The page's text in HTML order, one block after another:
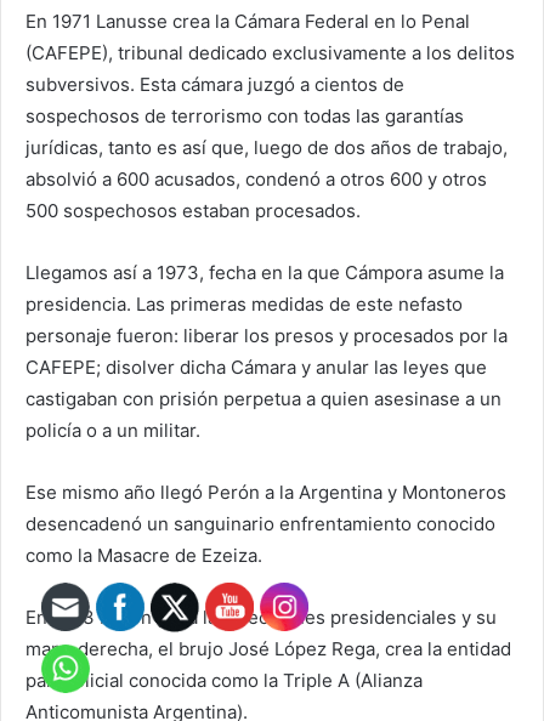
En 1971 Lanusse crea la Cámara Federal en lo Penal
(CAFEPE), tribunal dedicado exclusivamente a los delitos
subversivos. Esta cámara juzgó a cientos de
sospechosos de terrorismo con todas las garantías
jurídicas, tanto es así que, luego de dos años de trabajo,
absolvió a 600 acusados, condenó a otros 600 y otros
500 sospechosos estaban procesados.
Llegamos así a 1973, fecha en la que Cámpora asume la
presidencia. Las primeras medidas de este nefasto
personaje fueron: liberar los presos y procesados por la
CAFEPE; disolver dicha Cámara y anular las leyes que
castigaban con prisión perpetua a quien asesinase a un
policía o a un militar.
Ese mismo año llegó Perón a la Argentina y Montoneros
desencadenó un sanguinario enfrentamiento conocido
como la Masacre de Ezeiza.
En 1973 Perón gana las elecciones presidenciales y su
mano derecha, el brujo José López Rega, crea la entidad
parapolicial conocida como la Triple A (Alianza
Anticomunista Argentina).